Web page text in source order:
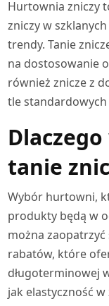
Hurtownia zniczy
zniczy w
trendy. Tanie
na dostosowanie
również znicze z
tle
tanie
Wybór hurtowni,
produkty będą w
można
rabatów, które
długoterminowej
jak elastyczność